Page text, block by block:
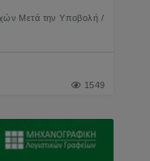
Μετά την Υποβολή /
1549